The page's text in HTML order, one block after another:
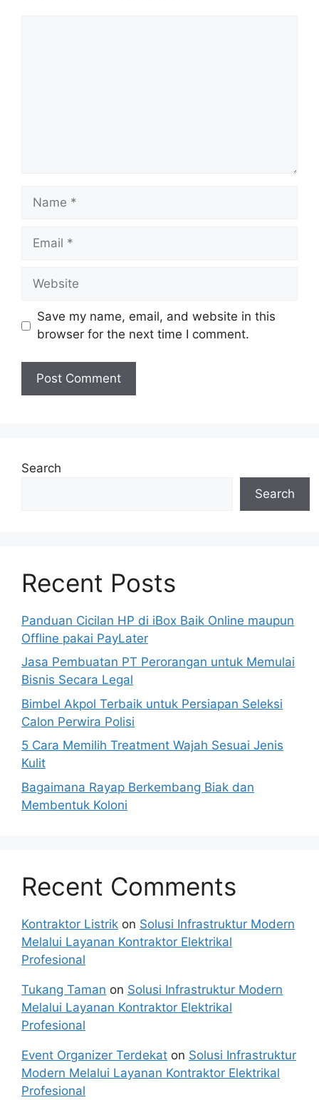
Name
Email
Website
Save my name, email, and website in this
browser for the next time I comment.
Search
Search
Recent Posts
Panduan Cicilan HP di iBox Baik Online maupun
Offline pakai PayLater
Jasa Pembuatan PT Perorangan untuk Memulai
Bisnis Secara Legal
Bimbel Akpol Terbaik untuk Persiapan Seleksi
Calon Perwira Polisi
5 Cara Memilih Treatment Wajah Sesuai Jenis
Kulit
Bagaimana Rayap Berkembang Biak dan
Membentuk Koloni
Recent Comments
Kontraktor Listrik on Solusi Infrastruktur Modern
Melalui Layanan Kontraktor Elektrikal
Profesional
Tukang Taman on Solusi Infrastruktur Modern
Melalui Layanan Kontraktor Elektrikal
Profesional
Event Organizer Terdekat on Solusi Infrastruktur
Modern Melalui Layanan Kontraktor Elektrikal
Profesional